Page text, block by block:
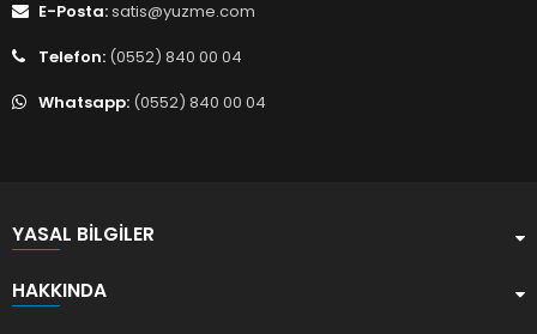
E-Posta:satis@yuzme.com
Telefon: (0552) 840 00 04
Whatsapp: (0552) 840 00 04
YASAL BILGILER
HAKKINDA